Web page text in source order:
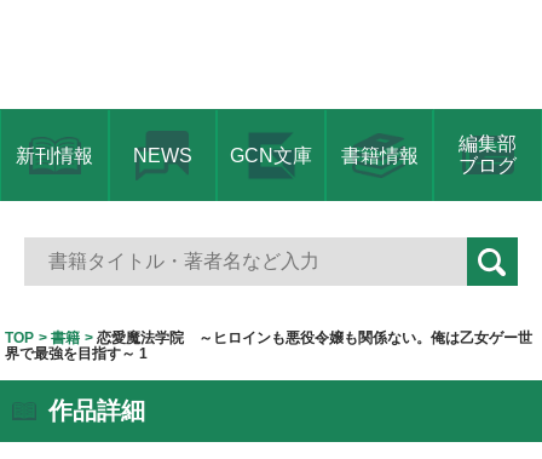
新刊情報 NEWS GCN文庫 書籍情報
編集部
ブログ
TOP 書籍
恋愛魔法学院 ～ヒロインも悪役令嬢も関係ない。俺は乙女ゲー世
界で最強を目指す～ 1
作品詳細